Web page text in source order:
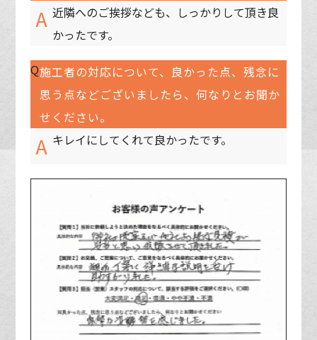
A 近隣へのご挨拶なども、しっかりして頂き良
かったです。
Q施工者の対応について、良かった点、残念に
思う点などございましたら、何なりとお聞か
せください。
A キレイにしてくれて良かったです。